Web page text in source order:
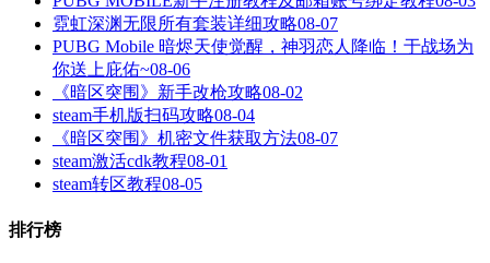
霓虹深渊无限所有套装详细攻略08-07
PUBG Mobile 暗烬天使觉醒，神羽恋人降临！于战场为
你送上庇佑~08-06
《暗区突围》新手改枪攻略08-02
steam手机版扫码攻略08-04
《暗区突围》机密文件获取方法08-07
steam激活cdk教程08-01
steam转区教程08-05
排行榜